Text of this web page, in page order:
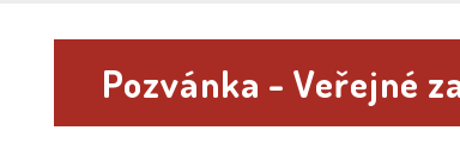
Pozvánka - Veřejné